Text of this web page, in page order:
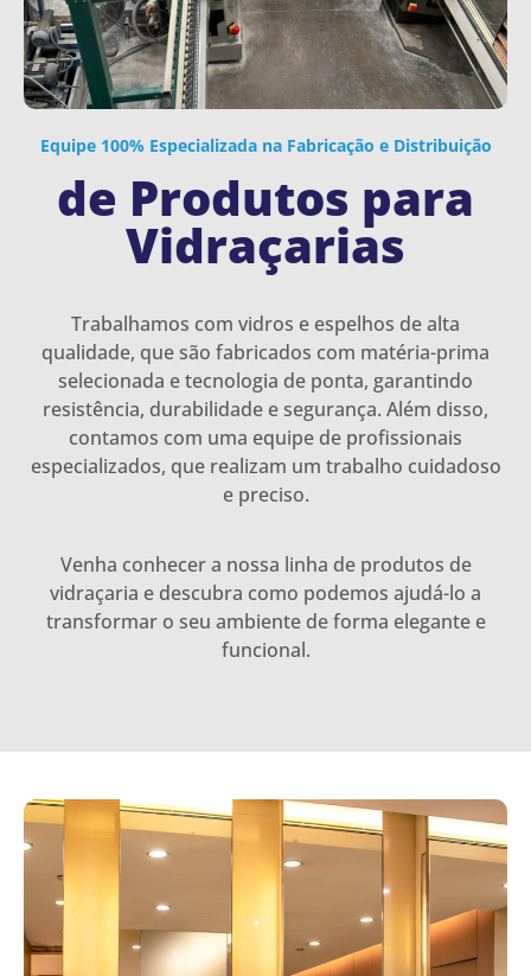
Equipe 100% Especializada na Fabricação e Distribuição
de Produtos para
Vidraçarias
Trabalhamos com vidros e espelhos de alta
qualidade, que são fabricados com matéria-prima
selecionada e tecnologia de ponta, garantindo
resistência, durabilidade e segurança. Além disso,
contamos com uma equipe de profissionais
especializados, que realizam um trabalho cuidadoso
e preciso.
Venha conhecer a nossa linha de produtos de
vidraçaria e descubra como podemos ajudá-lo a
transformar o seu ambiente de forma elegante e
funcional.